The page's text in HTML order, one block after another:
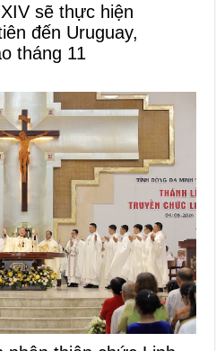
sẽ thực hiện
đến Uruguay,
tháng 11